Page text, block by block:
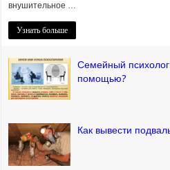
внушительное …
Узнать больше
Семейный
помощью?
Как вывести